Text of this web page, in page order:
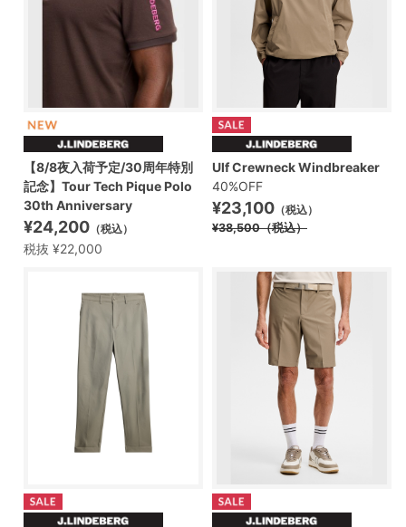
【8/8夜入荷予定/30周年特別
記念】Tour Tech Pique Polo
30th Anniversary
¥24,200 （税込）
税抜 ¥22,000
Ulf Crewneck Windbreaker
40%OFF
¥23,100 （税込）
¥38,500（税込）